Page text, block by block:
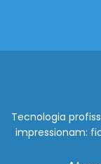
Tecnologia
impressionam: